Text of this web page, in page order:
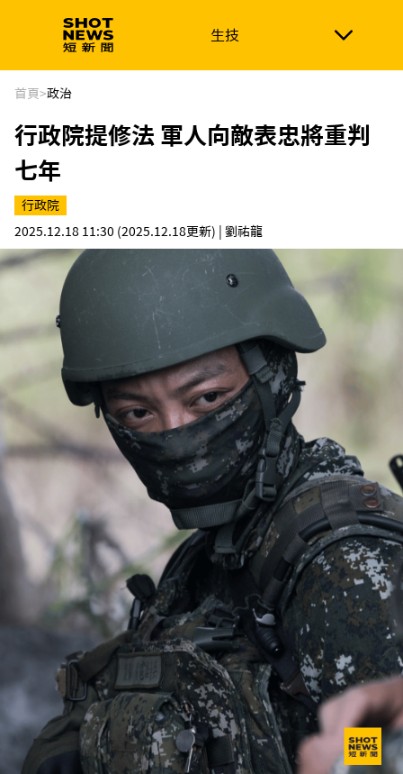
生技
生技 政治
新南向 體育
首頁>政治
行政院提修法 軍人向敵表忠將重判
七年
行政院
2025.12.18 11:30 (2025.12.18更新) | 劉祐龍